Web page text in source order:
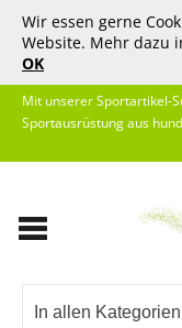
Wir essen gerne
Website. Mehr dazu
OK
Mit unserer Sportartikel-
Sportausrüstung aus
In allen Kategorien